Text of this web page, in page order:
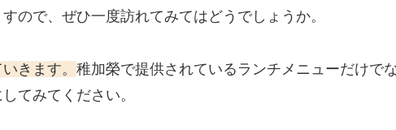
ので、ぜひ一度訪れてみてはどうでしょうか。
きます。 稚加榮で提供されているランチメニューだけで
てみてください。